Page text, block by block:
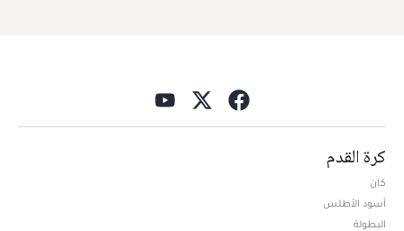
كرة القدم
كان
أسود الأطلس
البطولة